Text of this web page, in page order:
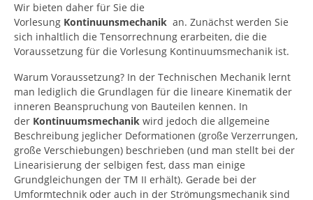
Wir bieten daher für Sie die
Vorlesung Kontinuunsmechanik an. Zunächst werden Sie
sich inhaltlich die Tensorrechnung erarbeiten, die die
Voraussetzung für die Vorlesung Kontinuumsmechanik ist.
Warum Voraussetzung? In der Technischen Mechanik lernt
man lediglich die Grundlagen für die lineare Kinematik der
inneren Beanspruchung von Bauteilen kennen. In
der Kontinuumsmechanik wird jedoch die allgemeine
Beschreibung jeglicher Deformationen (große Verzerrungen,
große Verschiebungen) beschrieben (und man stellt bei der
Linearisierung der selbigen fest, dass man einige
Grundgleichungen der TM II erhält). Gerade bei der
Umformtechnik oder auch in der Strömungsmechanik sind